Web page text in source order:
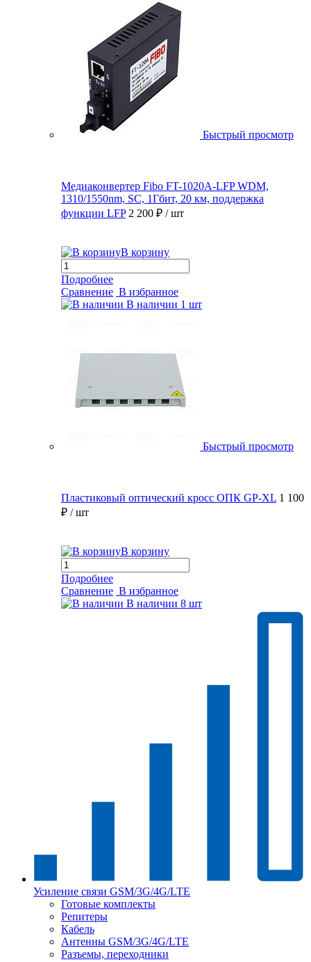
Быстрый просмотр
Медиаконвертер Fibo FT-1020A-LFP WDM,
1310/1550nm, SC, 1Гбит, 20 км, поддержка
функции LFP 2 200 ₽ / шт
В корзину
Подробнее
Сравнение В избранное
В наличии 1 шт
Быстрый просмотр
Пластиковый оптический кросс ОПК GP-XL 1 100
₽ / шт
В корзину
Подробнее
Сравнение В избранное
В наличии 8 шт
Усиление связи GSM/3G/4G/LTE
Готовые комплекты
Репитеры
Кабель
Антенны GSM/3G/4G/LTE
Разъемы, переходники